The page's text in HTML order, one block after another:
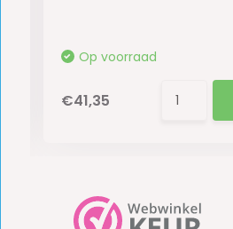
Op voorraad
€41,35